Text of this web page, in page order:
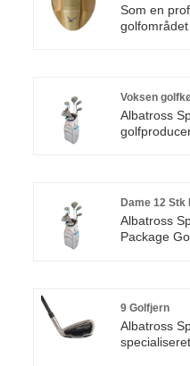
begyndere
Som en
golfområdet
udvalg af
forskellige
Voksen
Albatross
sikre stabil
yderst
krav.
Dame 12
Albatross
Package
nyde
direkte fra
nye og
9 Golfjern
Albatross